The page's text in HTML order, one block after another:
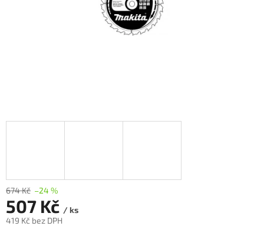
674 Kč –24 %
507 Kč / ks
419 Kč bez DPH